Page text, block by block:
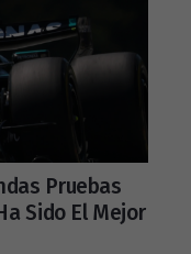
Pruebas
Sido El Mejor